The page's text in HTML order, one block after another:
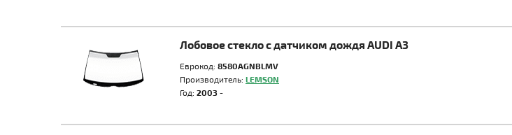
Лобовое стекло с датчиком дождя AUDI A3
Еврокод: 8580AGNBLMV
Производитель: LEMSON
Год: 2003 -